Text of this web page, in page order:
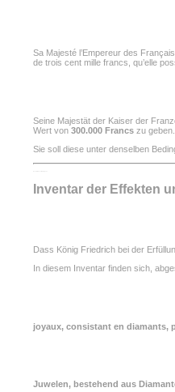
Sa Majesté l’Empereur des
de trois cent mille francs, qu’elle
Seine Majestät der Kaiser der
Wert von 300.000 Francs zu geben.
Sie soll diese unter denselben
Inventar der Effekten
Dass König Friedrich bei der
In diesem Inventar finden sich,
joyaux, consistant en diamants,
Juwelen, bestehend aus